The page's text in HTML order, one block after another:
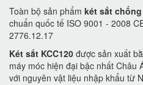
Toàn bộ sản phẩm két sắt chống
chuẩn quốc tế ISO 9001 - 2008
2776.12.17
Két sắt KCC120 được sản xuất
máy móc hiện đại bậc nhất Châu
với nguyên vật liệu nhập khẩu từ